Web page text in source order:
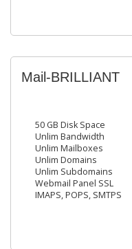
Mail-BRILLIANT
50 GB Disk Space
Unlim Bandwidth
Unlim Mailboxes
Unlim Domains
Unlim Subdomains
Webmail Panel SSL
IMAPS, POPS, SMTPS